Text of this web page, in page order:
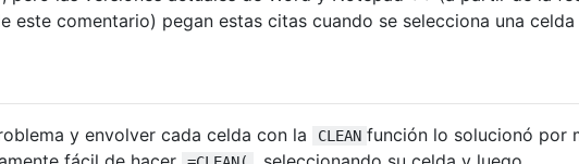
este comentario) pegan estas citas cuando se selecciona una celda
y envolver cada celda con la CLEAN función lo solucionó por